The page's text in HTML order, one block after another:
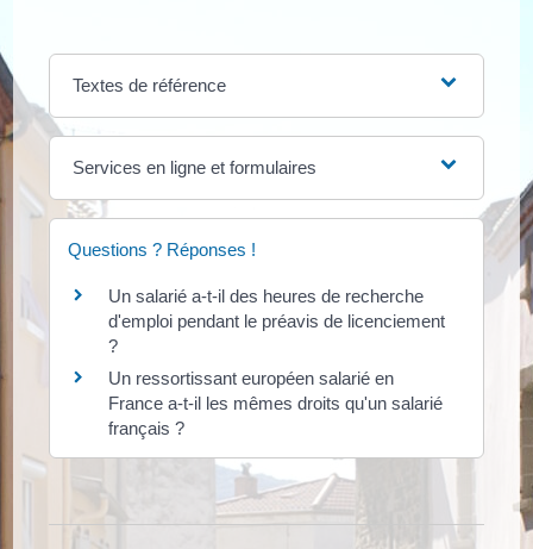
Textes de référence
Services en ligne et formulaires
Questions ? Réponses !
Un salarié a-t-il des heures de recherche
d'emploi pendant le préavis de licenciement
?
Un ressortissant européen salarié en
France a-t-il les mêmes droits qu'un salarié
français ?